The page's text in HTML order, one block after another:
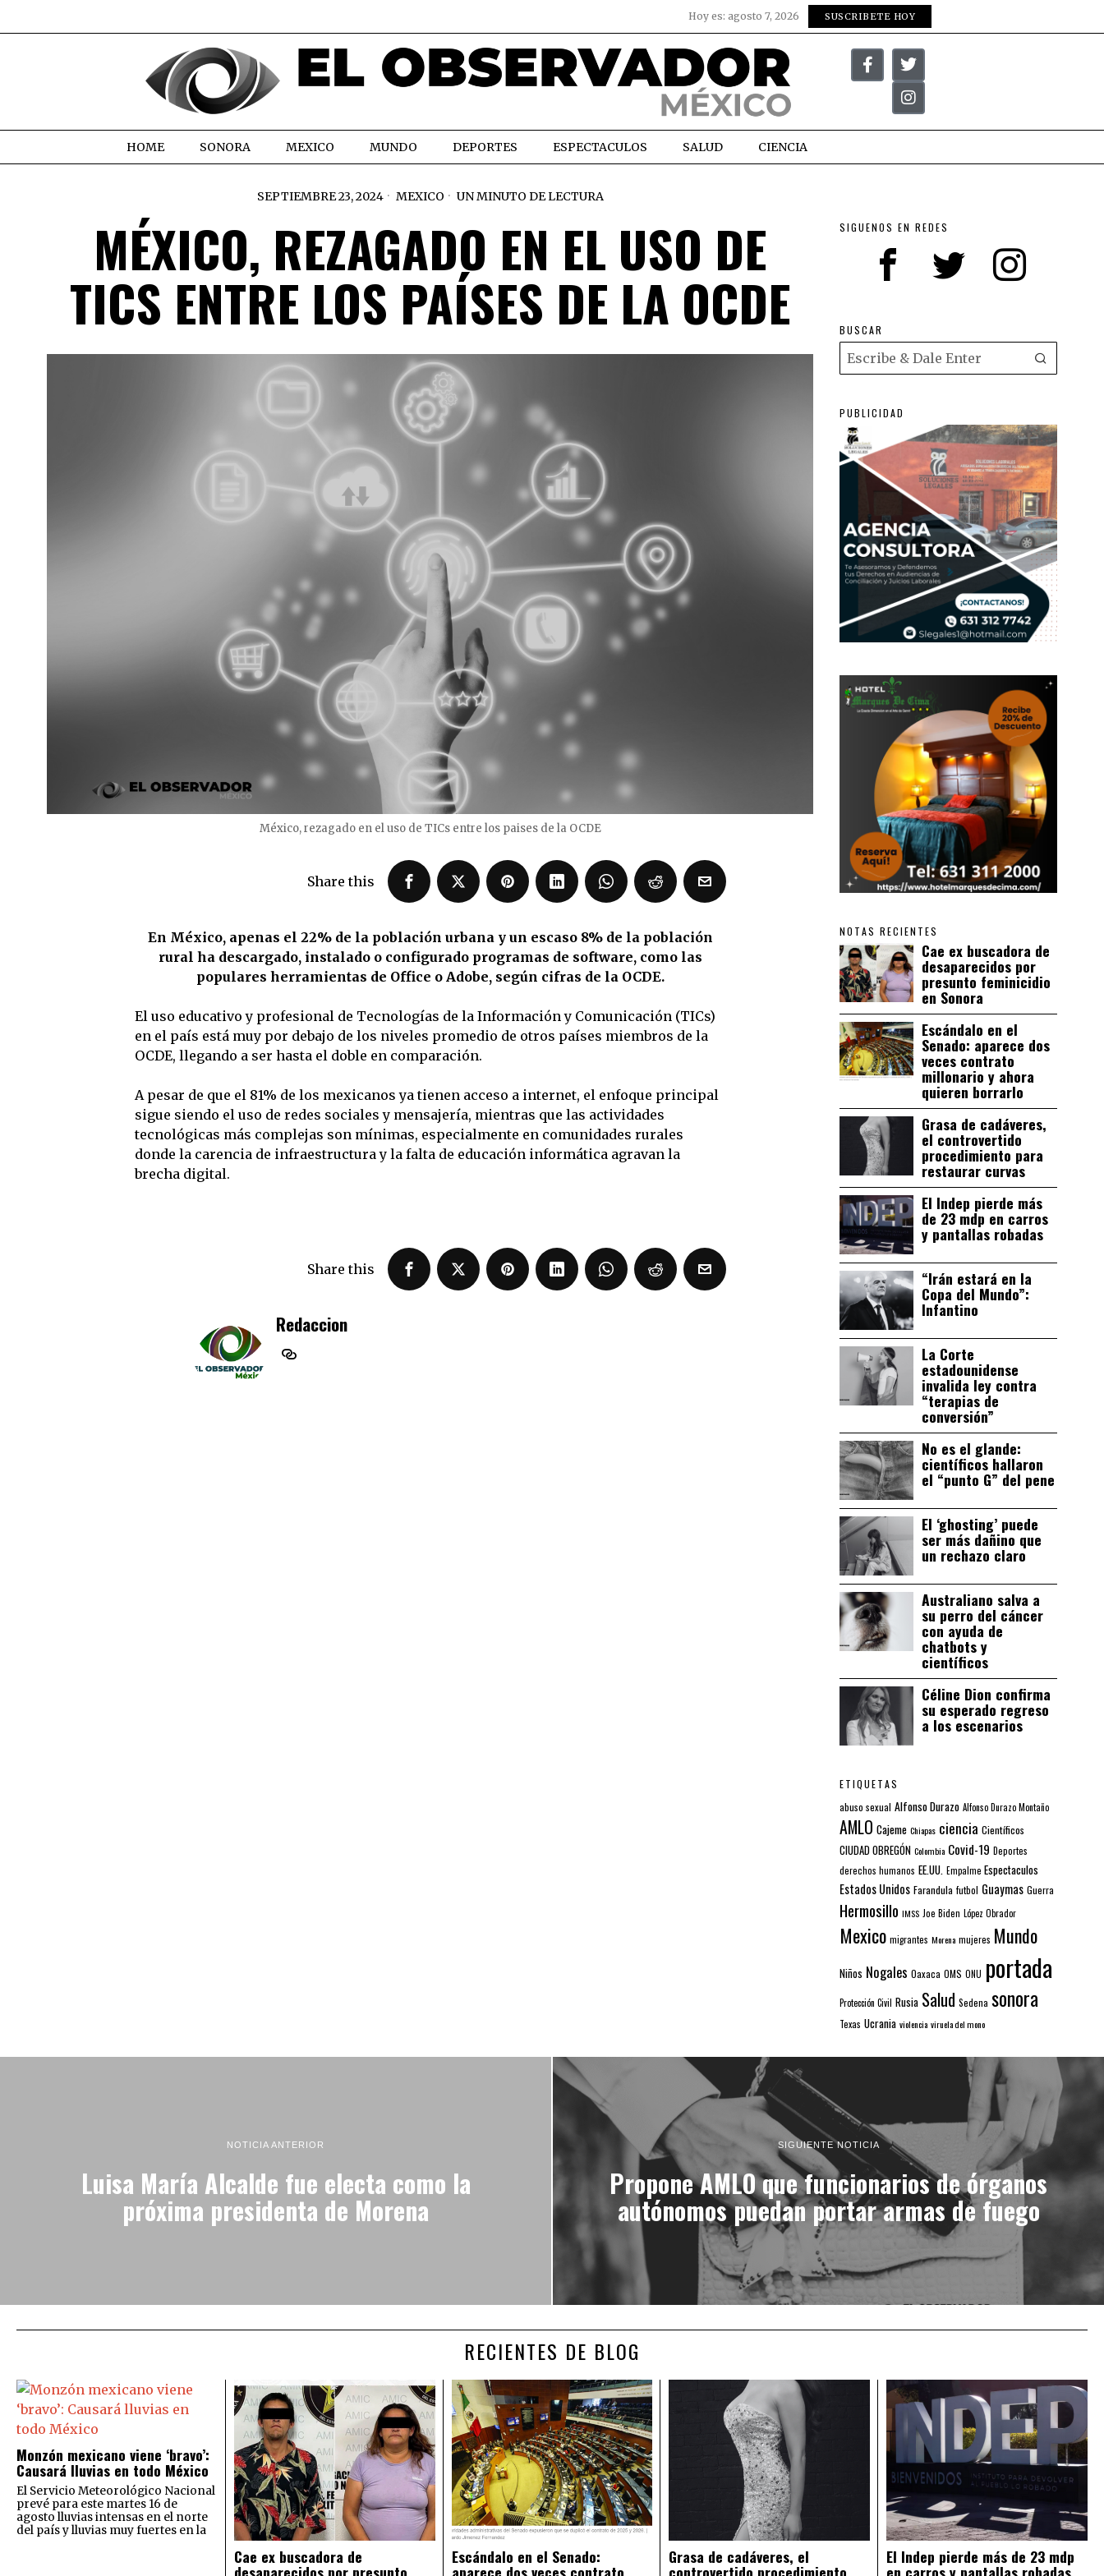
Hoy es: agosto 7, 2026 SUSCRIBETE HOY
HOME SONORA MEXICO MUNDO DEPORTES ESPECTACULOS SALUD CIENCIA
SEPTIEMBRE 23, 2024 MEXICO UN MINUTO DE LECTURA
MÉXICO, REZAGADO EN EL USO DE
TICS ENTRE LOS PAÍSES DE LA OCDE
México, rezagado en el uso de TICs entre los paises de la OCDE
Share this
En México, apenas el 22% de la población urbana y un escaso 8% de la población
rural ha descargado, instalado o configurado programas de software, como las
populares herramientas de Office o Adobe, según cifras de la OCDE.
El uso educativo y profesional de Tecnologías de la Información y Comunicación (TICs)
en el país está muy por debajo de los niveles promedio de otros países miembros de la
OCDE, llegando a ser hasta el doble en comparación.
A pesar de que el 81% de los mexicanos ya tienen acceso a internet, el enfoque principal
sigue siendo el uso de redes sociales y mensajería, mientras que las actividades
tecnológicas más complejas son mínimas, especialmente en comunidades rurales
donde la carencia de infraestructura y la falta de educación informática agravan la
brecha digital.
Share this
Redaccion
SIGUENOS EN REDES
BUSCAR
PUBLICIDAD
NOTAS RECIENTES
Cae ex buscadora de
desaparecidos por
presunto feminicidio
en Sonora
Escándalo en el
Senado: aparece dos
veces contrato
millonario y ahora
quieren borrarlo
Grasa de cadáveres,
el controvertido
procedimiento para
restaurar curvas
El Indep pierde más
de 23 mdp en carros
y pantallas robadas
“Irán estará en la
Copa del Mundo”:
Infantino
La Corte
estadounidense
invalida ley contra
“terapias de
conversión”
No es el glande:
científicos hallaron
el “punto G” del pene
El ‘ghosting’ puede
ser más dañino que
un rechazo claro
Australiano salva a
su perro del cáncer
con ayuda de
chatbots y
científicos
Céline Dion confirma
su esperado regreso
a los escenarios
ETIQUETAS
abuso sexual Alfonso Durazo Alfonso Durazo Montaño
AMLO Cajeme Chiapas ciencia Científicos
CIUDAD OBREGÓN Colombia Covid-19 Deportes
derechos humanos EE.UU. Empalme Espectaculos
Estados Unidos Farandula futbol Guaymas Guerra
Hermosillo IMSS Joe Biden López Obrador
Mexico migrantes Morena mujeres Mundo
Niños Nogales Oaxaca OMS ONU portada
Protección Civil Rusia Salud Sedena sonora
Texas Ucrania violencia viruela del mono
NOTICIA ANTERIOR
Luisa María Alcalde fue electa como la
próxima presidenta de Morena
SIGUIENTE NOTICIA
Propone AMLO que funcionarios de órganos
autónomos puedan portar armas de fuego
RECIENTES DE BLOG
Monzón mexicano viene ‘bravo’:
Causará lluvias en todo México
El Servicio Meteorológico Nacional
prevé para este martes 16 de
agosto lluvias intensas en el norte
del país y lluvias muy fuertes en la
Cae ex buscadora de
desaparecidos por presunto
Escándalo en el Senado:
aparece dos veces contrato
Grasa de cadáveres, el
controvertido procedimiento
El Indep pierde más de 23 mdp
en carros y pantallas robadas